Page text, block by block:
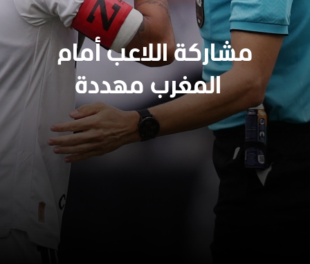
مشاركة اللاعب أمام
المغرب مهددة